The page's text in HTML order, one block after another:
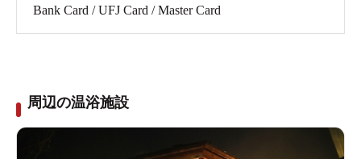
Bank Card / UFJ Card / Master Card
周辺の温浴施設